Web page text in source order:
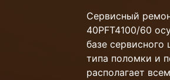
Сервисный
40PFT4100/60
базе сервисного
типа поломки и
располагает